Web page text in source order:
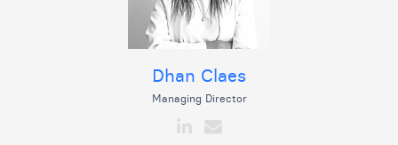
Dhan Claes
Managing Director